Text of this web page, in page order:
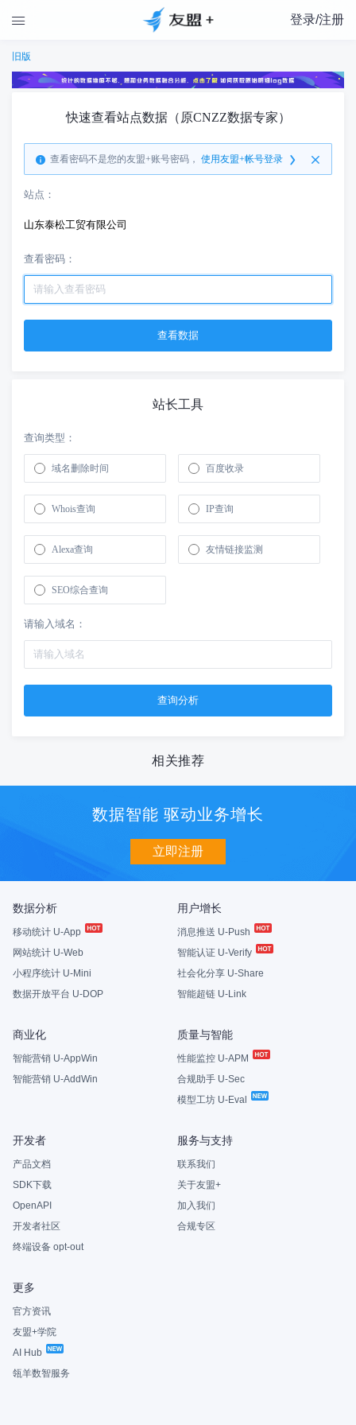
 登录/注册
旧版
快速查看站点数据（原CNZZ数据专家）
查看密码不是您的友盟+账号密码， 使用友盟+帐号登录
站点：
山东泰松工贸有限公司
查看密码：
站长工具
查询类型：
域名删除时间 百度收录
Whois查询 IP查询
Alexa查询 友情链接监测
SEO综合查询
请输入域名：
相关推荐
数据智能 驱动业务增长
立即注册
数据分析
移动统计 U-App
网站统计 U-Web
小程序统计 U-Mini
数据开放平台 U-DOP
用户增长
消息推送 U-Push
智能认证 U-Verify
社会化分享 U-Share
智能超链 U-Link
商业化
智能营销 U-AppWin
智能营销 U-AddWin
质量与智能
性能监控 U-APM
合规助手 U-Sec
模型工坊 U-Eval
开发者
产品文档
SDK下载
OpenAPI
开发者社区
终端设备 opt-out
服务与支持
联系我们
关于友盟+
加入我们
合规专区
更多
官方资讯
友盟+学院
AI Hub
瓴羊数智服务